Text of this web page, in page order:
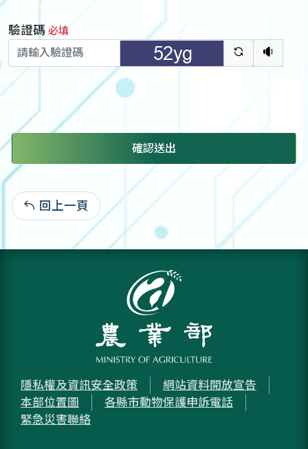
驗證碼 必填
驗證碼重新
聽語
確認送出
回上一頁
隱私權及資訊安全政策
網站資料開放宣告
本部位置圖
各縣市動物保護申訴電話
緊急災害聯絡